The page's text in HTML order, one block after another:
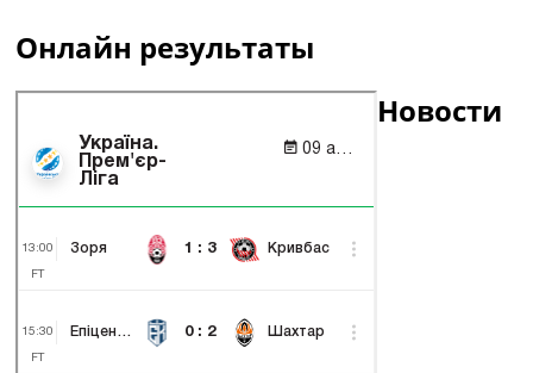
Онлайн результаты
Новости